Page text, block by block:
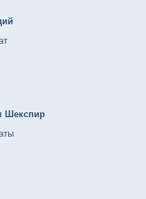
Шекспир